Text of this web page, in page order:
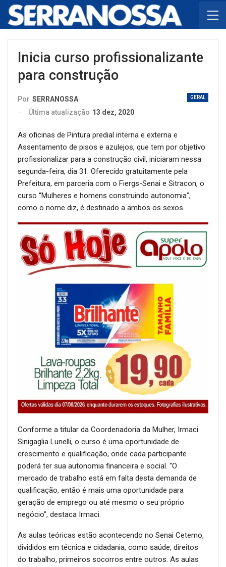
Inicia curso profissionalizante
para construção
GERAL
Por SERRANOSSA
Última atualização 13 dez, 2020
As oficinas de Pintura predial interna e externa e
Assentamento de pisos e azulejos, que tem por objetivo
profissionalizar para a construção civil, iniciaram nessa
segunda-feira, dia 31. Oferecido gratuitamente pela
Prefeitura, em parceria com o Fiergs-Senai e Sitracon, o
curso “Mulheres e homens construindo autonomia”,
como o nome diz, é destinado a ambos os sexos.
Conforme a titular da Coordenadoria da Mulher, Irmaci
Sinigaglia Lunelli, o curso é uma oportunidade de
crescimento e qualificação, onde cada participante
poderá ter sua autonomia financeira e social. “O
mercado de trabalho está em falta desta demanda de
qualificação, então é mais uma oportunidade para
geração de emprego ou até mesmo o seu próprio
negócio”, destaca Irmaci.
As aulas teóricas estão acontecendo no Senai Cetemo,
divididos em técnica e cidadania, como saúde, direitos
do trabalho, primeiros socorros entre outros. As aulas